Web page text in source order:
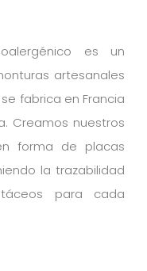
es un
artesanales
fabrica en Francia
Creamos nuestros
forma de placas
la trazabilidad
para cada